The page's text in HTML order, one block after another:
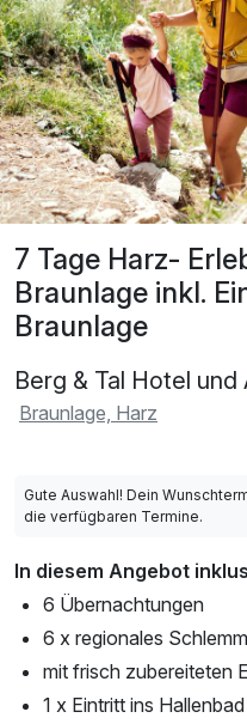
7 Tage Harz-
Braunlage inkl.
Braunlage
Berg & Tal Hotel
Braunlage, Harz
Gute Auswahl! Dein
die verfügbaren Termine.
In diesem Angebot
6 Übernachtungen
6 x regionales
mit frisch zubereiteten
1 x Eintritt ins